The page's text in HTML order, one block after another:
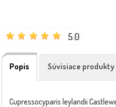
5.0
Popis Súvisiace produkty
Cupressocyparis leylandii